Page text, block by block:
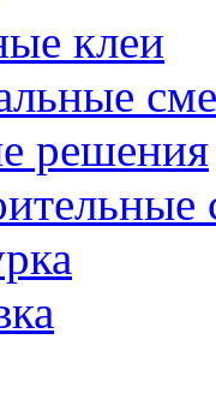
клеи
решения